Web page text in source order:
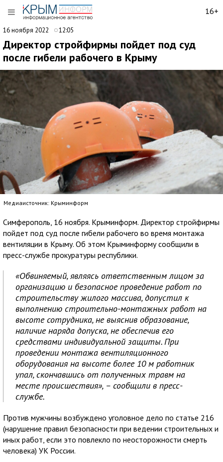
16+
16 ноября 2022 12:05
Директор стройфирмы пойдет под суд
после гибели рабочего в Крыму
Медиаисточник: Крыминформ
Симферополь, 16 ноября. Крыминформ. Директор стройфирмы
пойдет под суд после гибели рабочего во время монтажа
вентиляции в Крыму. Об этом Крыминформу сообщили в
пресс-службе прокуратуры республики.
«Обвиняемый, являясь ответственным лицом за
организацию и безопасное проведение работ по
строительству жилого массива, допустил к
выполнению строительно-монтажных работ на
высоте сотрудника, не выяснив образование,
наличие наряда допуска, не обеспечив его
средствами индивидуальной защиты. При
проведении монтажа вентиляционного
оборудования на высоте более 10 м работник
упал, скончавшись от полученных травм на
месте происшествия», – сообщили в пресс-
службе.
Против мужчины возбуждено уголовное дело по статье 216
(нарушение правил безопасности при ведении строительных и
иных работ, если это повлекло по неосторожности смерть
человека) УК России.